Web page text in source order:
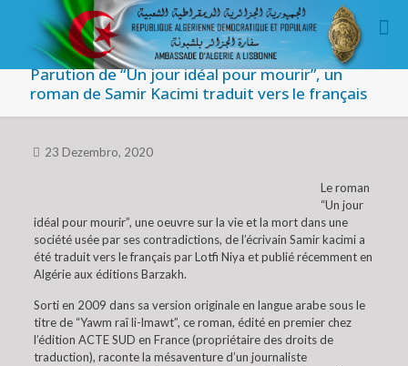
Parution de “Un jour idéal pour mourir”, un
roman de Samir Kacimi traduit vers le français
23 Dezembro, 2020
Le roman
“Un jour
idéal pour mourir”, une oeuvre sur la vie et la mort dans une
société usée par ses contradictions, de l’écrivain Samir kacimi a
été traduit vers le français par Lotfi Niya et publié récemment en
Algérie aux éditions Barzakh.
Sorti en 2009 dans sa version originale en langue arabe sous le
titre de “Yawm raî li-lmawt”, ce roman, édité en premier chez
l’édition ACTE SUD en France (propriétaire des droits de
traduction), raconte la mésaventure d’un journaliste